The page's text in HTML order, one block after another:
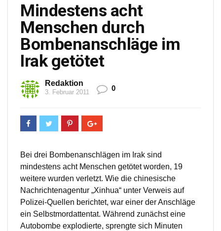
Mindestens acht
Menschen durch
Bombenanschläge im
Irak getötet
Redaktion
3. Februar 2011 0
Bei drei Bombenanschlägen im Irak sind
mindestens acht Menschen getötet worden, 19
weitere wurden verletzt. Wie die chinesische
Nachrichtenagentur „Xinhua“ unter Verweis auf
Polizei-Quellen berichtet, war einer der Anschläge
ein Selbstmordattentat. Während zunächst eine
Autobombe explodierte, sprengte sich Minuten